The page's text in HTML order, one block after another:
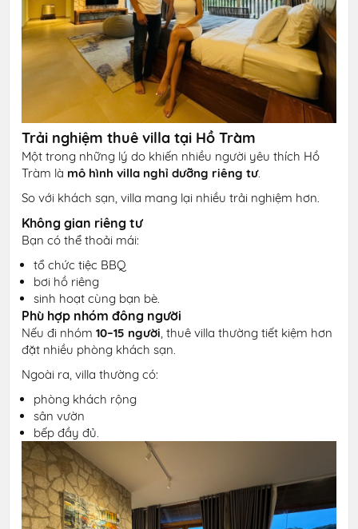
Trải nghiệm thuê villa tại Hồ Tràm
Một trong những lý do khiến nhiều người yêu thích Hồ
Tràm là mô hình villa nghỉ dưỡng riêng tư.
So với khách sạn, villa mang lại nhiều trải nghiệm hơn.
Không gian riêng tư
Bạn có thể thoải mái:
tổ chức tiệc BBQ
bơi hồ riêng
sinh hoạt cùng bạn bè.
Phù hợp nhóm đông người
Nếu đi nhóm10–15 người, thuê villa thường tiết kiệm hơn
đặt nhiều phòng khách sạn.
Ngoài ra, villa thường có:
phòng khách rộng
sân vườn
bếp đầy đủ.